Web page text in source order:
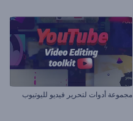
مجموعة أدوات لتحرير فيديو لليوتيوب